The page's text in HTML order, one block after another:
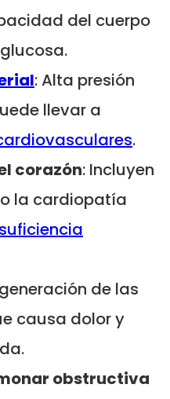
del cuerpo
: Alta presión
llevar a
.
corazón: Incluyen
la cardiopatía
de las
causa dolor y
obstructiva